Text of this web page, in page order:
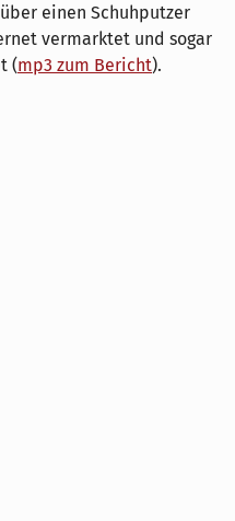
einen Schuhputzer
vermarktet und sogar
(mp3 zum Bericht).